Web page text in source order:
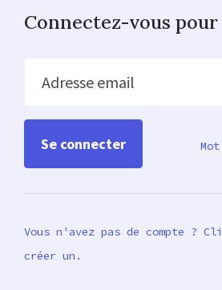
Connectez-vous
Adresse email
Vous n'avez pas de compte ?
créer un.